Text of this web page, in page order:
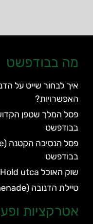
מה בבודפשט
איך לבחור שייט על
האפשרויות?
בבודפשט
בבודפשט
שוק האוכל Hold utca בבודפשט
טיילת הדנובה (Danube Promenade)
אטרקציות